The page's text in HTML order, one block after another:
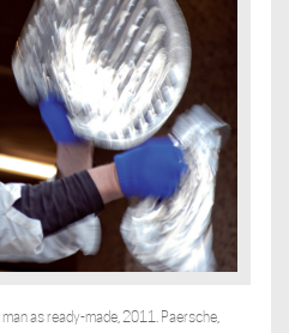
as ready-made, 2011. Paersche,